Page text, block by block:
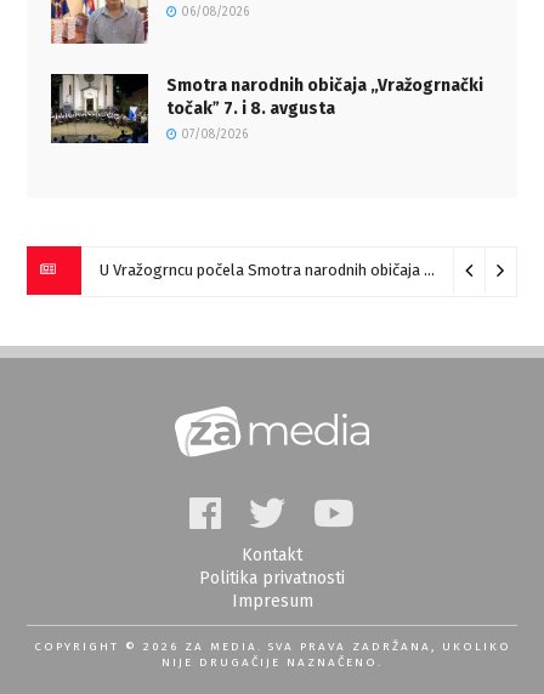
06/08/2026
Smotra narodnih običaja „Vražogrnački
točakˮ 7. i 8. avgusta
07/08/2026
U Vražogrncu počela Smotra narodnih običaja „Vražogrnački točak“
„Pesme za česme“ večeras kod Tackove česme u Zaječaru
Kontakt
Politika privatnosti
Impresum
COPYRIGHT © 2026 ZA MEDIA. SVA PRAVA ZADRŽANA, UKOLIKO
NIJE DRUGAČIJE NAZNAČENO.